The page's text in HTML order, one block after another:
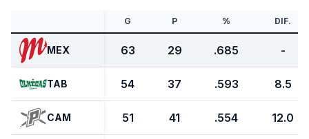
G P % DIF.
MEX 63 29 .685 -
TAB 54 37 .593 8.5
CAM 51 41 .554 12.0